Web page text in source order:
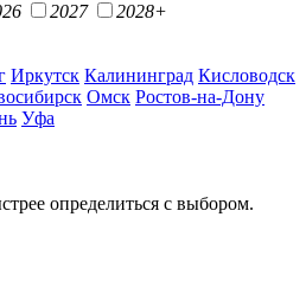
2027
2028+
Иркутск Калининград Кисловодск
Омск Ростов-на-Дону
Уфа
определиться с выбором.